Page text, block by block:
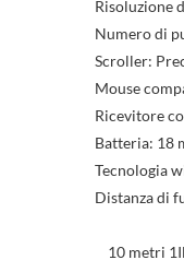
Risoluzione
Numero di
Scroller:
Mouse
Ricevitore
Batteria: 18
Tecnologia
Distanza di
10 metri 1Il